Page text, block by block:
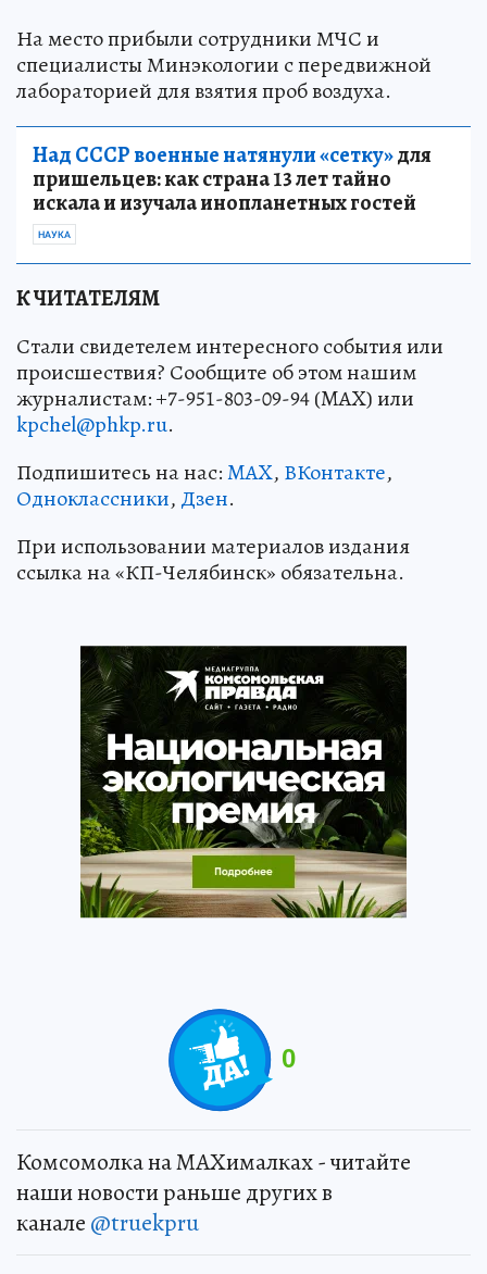
На место прибыли сотрудники МЧС и
специалисты Минэкологии с передвижной
лабораторией для взятия проб воздуха.
Над СССР военные натянули «сетку»для
пришельцев: как страна 13 лет тайно
искала и изучала инопланетных гостей
НАУКА
К ЧИТАТЕЛЯМ
Стали свидетелем интересного события или
происшествия? Сообщите об этом нашим
журналистам: +7-951-803-09-94 (MAX) или
kpchel@phkp.ru.
Подпишитесь на нас:MAX, ВКонтакте,
Одноклассники, Дзен.
При использовании материалов издания
ссылка на «КП-Челябинск» обязательна.
0
Комсомолка на MAXималках - читайте
наши новости раньше других в
канале @truekpru